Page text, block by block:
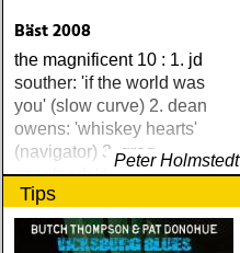
Bäst 2008
the magnificent 10 : 1. jd
souther: 'if the world was
you' (slow curve) 2. dean
owens: 'whiskey hearts'
(navigator) 3. greg
copeland: 'diana & james'
(inside) 4. alejandro
escovedo: 'real animal'
(back porch) 5. the low
Peter Holmstedt
Tips